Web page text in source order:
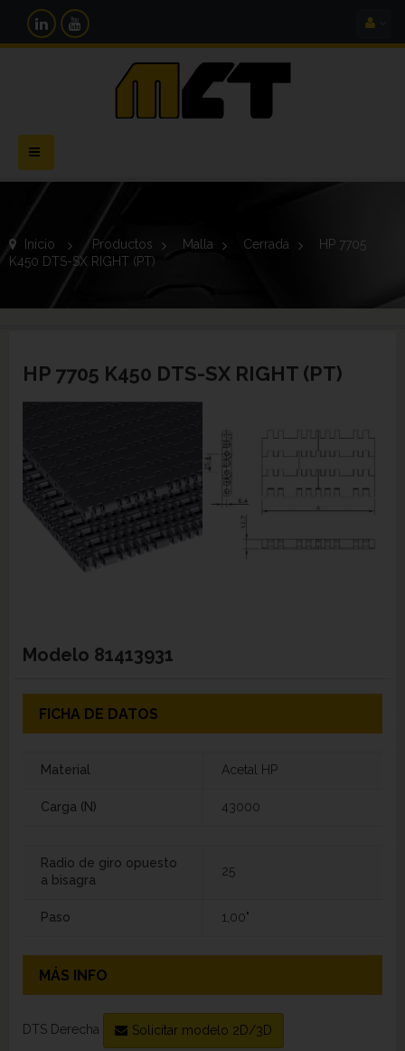
Navegación
Toggle
Inicio > Productos > Malla > Cerrada >
HP 7705
K450 DTS-SX RIGHT (PT)
HP 7705 K450 DTS-SX RIGHT (PT)
Modelo 81413931
FICHA DE DATOS
Material Acetal HP
Carga (N) 43000
Radio de giro opuesto
a bisagra
25
Paso 1,00"
MÁS INFO
DTS Derecha Solicitar modelo 2D/3D